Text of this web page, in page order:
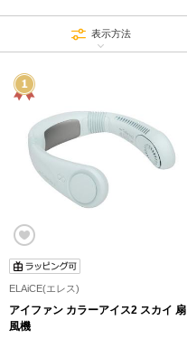
表示方法
ELAiCE(エレス)
アイファン カラーアイス2 スカイ 扇
風機